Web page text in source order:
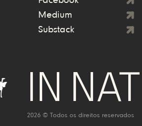
Medium
Substack
IN
2026 © Todos os direitos reservados